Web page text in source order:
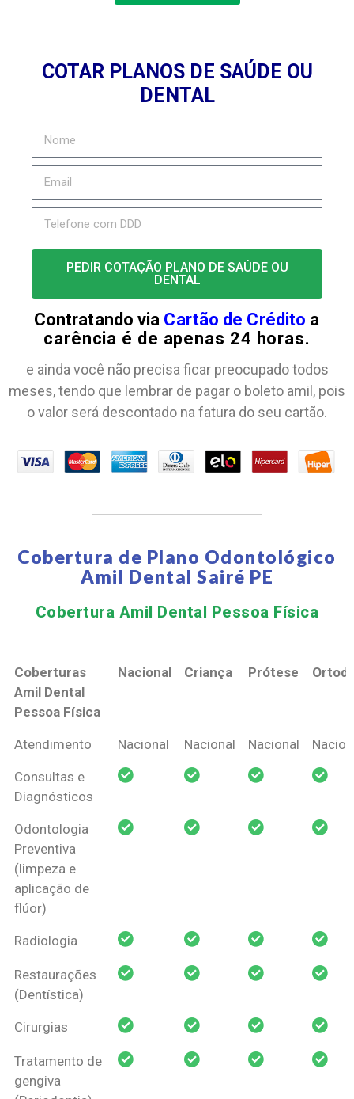
COTAR PLANOS DE SAÚDE OU
DENTAL
PEDIR COTAÇÃO PLANO DE SAÚDE OU
DENTAL
Contratando via Cartão de Crédito a
carência é de apenas 24 horas.
e ainda você não precisa ficar preocupado todos
meses, tendo que lembrar de pagar o boleto amil, pois
o valor será descontado na fatura do seu cartão.
Cobertura de Plano Odontológico
Amil Dental Sairé PE
Cobertura Amil Dental Pessoa Física​
Coberturas
Amil Dental
Pessoa Física
Nacional Criança Prótese
Coberturas
Pessoa Física
Nacional Criança Prótese
Atendimento Nacional Nacional Nacional
Consultas e
Diagnósticos
Odontologia
Preventiva
(limpeza e
aplicação de
flúor)
Radiologia
Restaurações
(Dentística)
Cirurgias
Tratamento de
gengiva